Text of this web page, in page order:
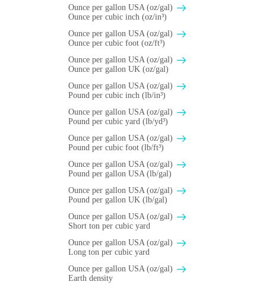
Ounce per gallon USA (oz/gal)
Ounce per cubic inch (oz/in³)
Ounce per gallon USA (oz/gal)
Ounce per cubic foot (oz/ft³)
Ounce per gallon USA (oz/gal)
Ounce per gallon UK (oz/gal)
Ounce per gallon USA (oz/gal)
Pound per cubic inch (lb/in³)
Ounce per gallon USA (oz/gal)
Pound per cubic yard (lb/yd³)
Ounce per gallon USA (oz/gal)
Pound per cubic foot (lb/ft³)
Ounce per gallon USA (oz/gal)
Pound per gallon USA (lb/gal)
Ounce per gallon USA (oz/gal)
Pound per gallon UK (lb/gal)
Ounce per gallon USA (oz/gal)
Short ton per cubic yard
Ounce per gallon USA (oz/gal)
Long ton per cubic yard
Ounce per gallon USA (oz/gal)
Earth density